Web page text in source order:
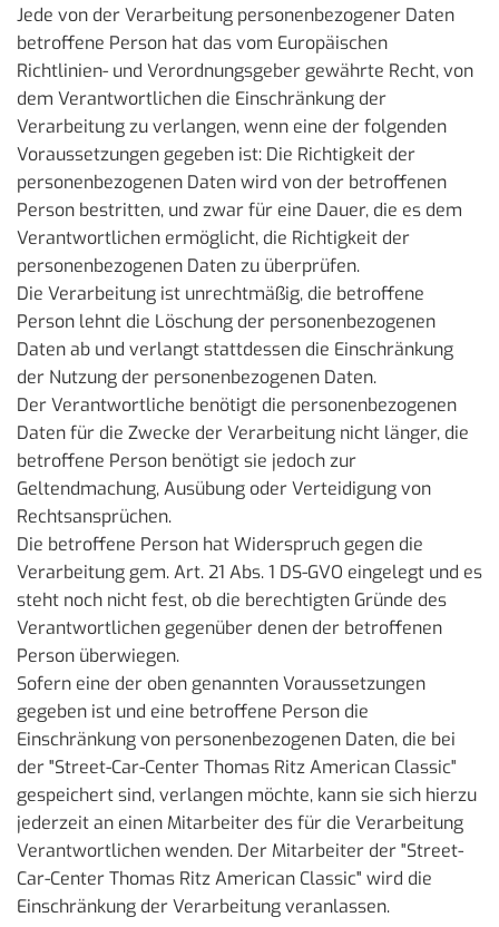
Jede von der Verarbeitung personenbezogener Daten
betroffene Person hat das vom Europäischen
Richtlinien- und Verordnungsgeber gewährte Recht, von
dem Verantwortlichen die Einschränkung der
Verarbeitung zu verlangen, wenn eine der folgenden
Voraussetzungen gegeben ist: Die Richtigkeit der
personenbezogenen Daten wird von der betroffenen
Person bestritten, und zwar für eine Dauer, die es dem
Verantwortlichen ermöglicht, die Richtigkeit der
personenbezogenen Daten zu überprüfen.
Die Verarbeitung ist unrechtmäßig, die betroffene
Person lehnt die Löschung der personenbezogenen
Daten ab und verlangt stattdessen die Einschränkung
der Nutzung der personenbezogenen Daten.
Der Verantwortliche benötigt die personenbezogenen
Daten für die Zwecke der Verarbeitung nicht länger, die
betroffene Person benötigt sie jedoch zur
Geltendmachung, Ausübung oder Verteidigung von
Rechtsansprüchen.
Die betroffene Person hat Widerspruch gegen die
Verarbeitung gem. Art. 21 Abs. 1 DS-GVO eingelegt und es
steht noch nicht fest, ob die berechtigten Gründe des
Verantwortlichen gegenüber denen der betroffenen
Person überwiegen.
Sofern eine der oben genannten Voraussetzungen
gegeben ist und eine betroffene Person die
Einschränkung von personenbezogenen Daten, die bei
der "Street-Car-Center Thomas Ritz American Classic"
gespeichert sind, verlangen möchte, kann sie sich hierzu
jederzeit an einen Mitarbeiter des für die Verarbeitung
Verantwortlichen wenden. Der Mitarbeiter der "Street-
Car-Center Thomas Ritz American Classic" wird die
Einschränkung der Verarbeitung veranlassen.